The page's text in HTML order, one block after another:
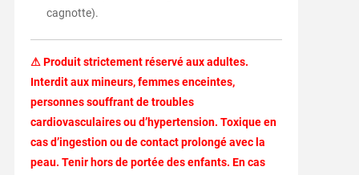
cagnotte).
⚠ Produitstrictementréservéauxadultes.
Interditauxmineurs,femmesenceintes,
personnessouffrantdetroubles
cardiovasculairesoud’hypertension. Toxiqueen
casd’ingestionoudecontactprolongéavec la
peau. Tenir horsdeportéedesenfants. Encas